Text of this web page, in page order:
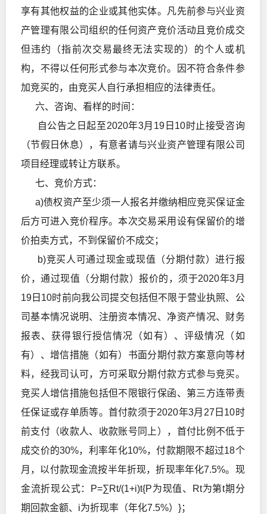
享有其他权益的企业或其他实体。凡先前参与兴业资
产管理有限公司组织的任何资产竞价活动且竞价成交
但违约（指前次交易最终无法实现的）的个人或机
构，不得以任何形式参与本次竞价。因不符合条件参
加竞买的，由竞买人自行承担相应的法律责任。
六、咨询、看样的时间：
自公告之日起至2020年3月19日10时止接受咨询
（节假日休息），有意者请与兴业资产管理有限公司
项目经理或转让方联系。
七、竞价方式：
a)债权资产至少须一人报名并缴纳相应竞买保证金
后方可进入竞价程序。本次交易采用设有保留价的增
价拍卖方式，不到保留价不成交；
b)竞买人可通过现金或现值（分期付款）进行报
价，通过现值（分期付款）报价的，须于2020年3月
19日10时前向我公司提交包括但不限于营业执照、公
司基本情况说明、注册资本情况、净资产情况、财务
报表、获得银行授信情况（如有）、评级情况（如
有）、增信措施（如有）书面分期付款方案意向等材
料，经我司认可，方可采取分期付款方式参与竞买。
竞买人增信措施包括但不限银行保函、第三方连带责
任保证或存单质等。首付款须于2020年3月27日10时
前支付（收款人、收款账号同上），首付比例不低于
成交价的30%，利率年化10%，付款期限不超过18个
月，以付款现金流按半年折现，折现率年化7.5%。现
金流折现公式：P=∑Rt/(1+i)t{P为现值、Rt为第t期分
期回款金额、i为折现率（年化7.5%）}；